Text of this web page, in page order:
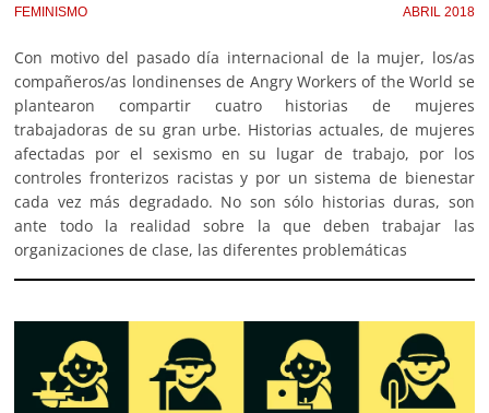
FEMINISMO ABRIL 2018
Con motivo del pasado día internacional de la mujer, los/as
compañeros/as londinenses de Angry Workers of the World se
plantearon compartir cuatro historias de mujeres
trabajadoras de su gran urbe. Historias actuales, de mujeres
afectadas por el sexismo en su lugar de trabajo, por los
controles fronterizos racistas y por un sistema de bienestar
cada vez más degradado. No son sólo historias duras, son
ante todo la realidad sobre la que deben trabajar las
organizaciones de clase, las diferentes problemáticas